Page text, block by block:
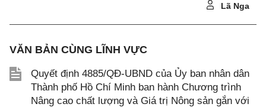
Lã Nga
VĂN BẢN CÙNG LĨNH VỰC
Quyết định 4885/QĐ-UBND của Ủy ban nhân dân
Thành phố Hồ Chí Minh ban hành Chương trình
Nâng cao chất lượng và Giá trị Nông sản gắn với